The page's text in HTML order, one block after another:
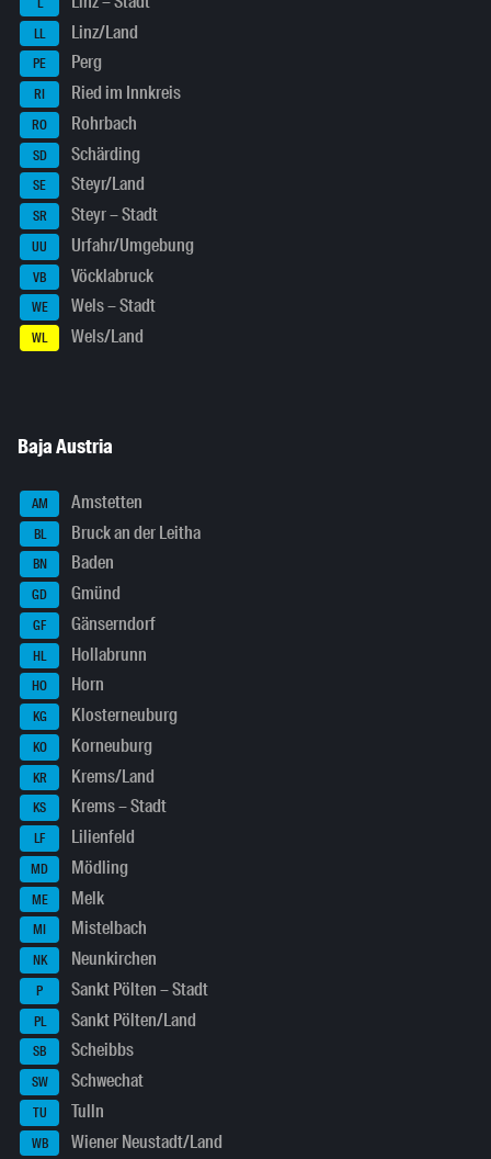
LL Linz/Land
PE Perg
RI Ried im Innkreis
RO Rohrbach
SD Schärding
SE Steyr/Land
SR Steyr – Stadt
UU Urfahr/Umgebung
VB Vöcklabruck
WE Wels – Stadt
WL Wels/Land
Baja Austria
AM Amstetten
BL Bruck an der Leitha
BN Baden
GD Gmünd
GF Gänserndorf
HL Hollabrunn
HO Horn
KG Klosterneuburg
KO Korneuburg
KR Krems/Land
KS Krems – Stadt
LF Lilienfeld
MD Mödling
ME Melk
MI Mistelbach
NK Neunkirchen
P Sankt Pölten – Stadt
PL Sankt Pölten/Land
SB Scheibbs
SW Schwechat
TU Tulln
WB Wiener Neustadt/Land